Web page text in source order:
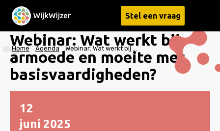
Stel een vraag
Home Agenda Webinar: Wat werkt bij armoede en moeite met basisvaardigheden?
Webinar: Wat werkt bij
armoede en moeite met
basisvaardigheden?
12
juni 2025